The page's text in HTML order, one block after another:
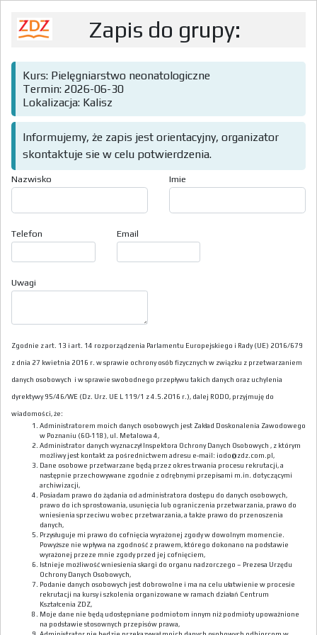
Zapis do grupy:
Kurs: Pielęgniarstwo neonatologiczne
Termin: 2026-06-30
Lokalizacja: Kalisz
Informujemy, że zapis jest orientacyjny, organizator
skontaktuje sie w celu potwierdzenia.
Nazwisko Imie
Telefon Email
Uwagi
Zgodnie z art. 13 i art. 14 rozporządzenia Parlamentu Europejskiego i Rady (UE) 2016/679
z dnia 27 kwietnia 2016 r. w sprawie ochrony osób fizycznych w związku z przetwarzaniem
danych osobowych i w sprawie swobodnego przepływu takich danych oraz uchylenia
dyrektywy 95/46/WE (Dz. Urz. UE L 119/1 z 4.5.2016 r.), dalej RODO, przyjmuję do
wiadomości, że:
Administratorem moich danych osobowych jest Zakład Doskonalenia Zawodowego
w Poznaniu (60-118), ul. Metalowa 4,
Administrator danych wyznaczył Inspektora Ochrony Danych Osobowych , z którym
możliwy jest kontakt za pośrednictwem adresu e-mail: iodo@zdz.com.pl,
Dane osobowe przetwarzane będą przez okres trwania procesu rekrutacji, a
następnie przechowywane zgodnie z odrębnymi przepisami m.in. dotyczącymi
archiwizacji,
Posiadam prawo do żądania od administratora dostępu do danych osobowych,
prawo do ich sprostowania, usunięcia lub ograniczenia przetwarzania, prawo do
wniesienia sprzeciwu wobec przetwarzania, a także prawo do przenoszenia
danych,
Przysługuje mi prawo do cofnięcia wyrażonej zgody w dowolnym momencie.
Powyższe nie wpływa na zgodność z prawem, którego dokonano na podstawie
wyrażonej przeze mnie zgody przed jej cofnięciem,
Istnieje możliwość wniesienia skargi do organu nadzorczego – Prezesa Urzędu
Ochrony Danych Osobowych,
Podanie danych osobowych jest dobrowolne i ma na celu ułatwienie w procesie
rekrutacji na kursy i szkolenia organizowane w ramach działań Centrum
Kształcenia ZDZ,
Moje dane nie będą udostępniane podmiotom innym niż podmioty upoważnione
na podstawie stosownych przepisów prawa,